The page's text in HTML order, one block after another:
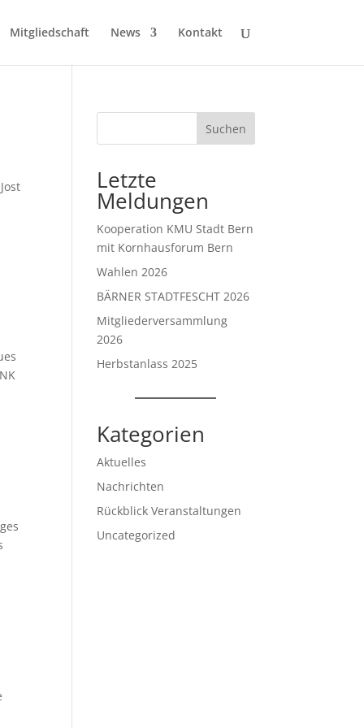
Mitgliedschaft News Kontakt
Suchen
Letzte
Meldungen
Kooperation KMU Stadt Bern
mit Kornhausforum Bern
Wahlen 2026
BÄRNER STADTFESCHT 2026
Mitgliederversammlung
2026
Herbstanlass 2025
Kategorien
Aktuelles
Nachrichten
Rückblick Veranstaltungen
Uncategorized